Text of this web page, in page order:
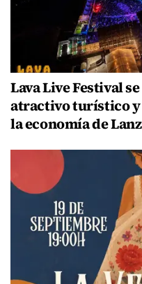
Lava Live Festival
atractivo turístico y
la economía de